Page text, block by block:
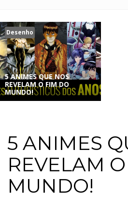
Desenho
5 ANIMES QUE NOS
REVELAM O FIM DO
MUNDO!
5 ANIMES
REVELAM
MUNDO!